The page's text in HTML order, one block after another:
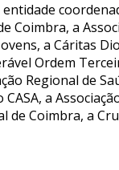
entidade
Coimbra, a
a Cáritas
Ordem
Regional de
CASA, a
de Coimbra, a